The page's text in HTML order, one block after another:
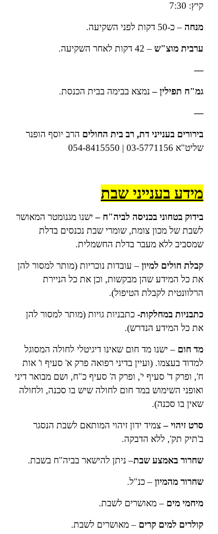
קיץ: 7:30
מנחה – כ-50 דקות לפני השקיעה.
ערבית מוצ"ש– 42 דקות לאחר השקיעה.
—
גמ"ח תפילין – נמצא בבימה בבית הכנסת.
—
בירורים בענייני דת, רב בית החוליםהרב יוסף הופנר
שליט"א 03-5771156 | 054-8415550
מידע בענייני שבת
בידוק בטחוני בכניסה לביה"ח –ישנו מגנומטר המאושר
לשבת של מכון צומת, שומרי שבת נכנסים בדלת
שמסביב ללא מעבר בדלת החשמלית.
קבלת חולים למיון– עובדות נוכריות (מותר למסור להן
את כל המידע שהן מבקשות, וכן את כל הניירת
הרלוונטית לקבלת הטיפול).
כתבניות במחלקות-כתבניות גויות (מותר למסור להן
את כל המידע הנדרש).
מד חום– ישנו מד חום שאינו דיגיטלי לחולה המסוגל
למדוד בעצמו. (ועיין בדיני רפואה פרק א' סעיף ו' אות
ח', ופרק ד' סעיף י', ופרק ה' סעיף כ"ח, ושם מבואר דיני
ואופני השימוש במד חום לחולה שיש בו סכנה, ולחולה
שאין בו סכנה).
סרט זיהוי –צמיד ידון זיהוי המותאם לשבת הנסגר
ב'תיק תק', ללא הדבקה.
שחרור באמצע שבת– ניתן להישאר בביה"ח בשבת.
שחרור מהמיון– כנ"ל.
מיחמי מים– מאושרים לשבת.
קולרים למים קרים– מאושרים לשבת.